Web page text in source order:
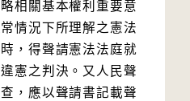
相關基本權利重要意
情況下所理解之憲法
，得聲請憲法法庭就
憲之判決。又人民聲
，應以聲請書記載聲